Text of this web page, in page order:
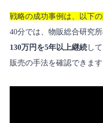
戦略の成功事例は、以下
40分では、物販総合研究所
130万円を5年以上継続し
販売の手法を確認できます